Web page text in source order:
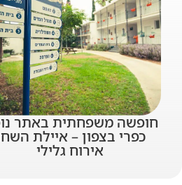
חופשה משפחתית באתר
כפרי בצפון – איילת
אירוח גלילי